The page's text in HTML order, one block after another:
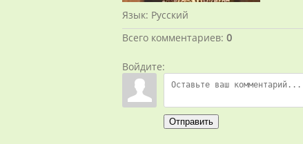
Язык: Русский
Всего комментариев: 0
Войдите:
Отправить